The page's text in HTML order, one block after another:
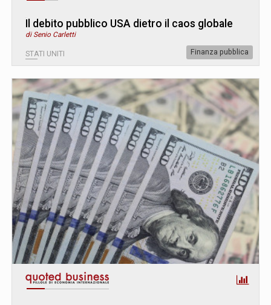
Il debito pubblico USA dietro il caos globale
di Senio Carletti
STATI UNITI Finanza pubblica